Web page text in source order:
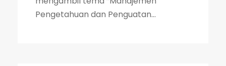
Pengetahuan dan Penguatan...